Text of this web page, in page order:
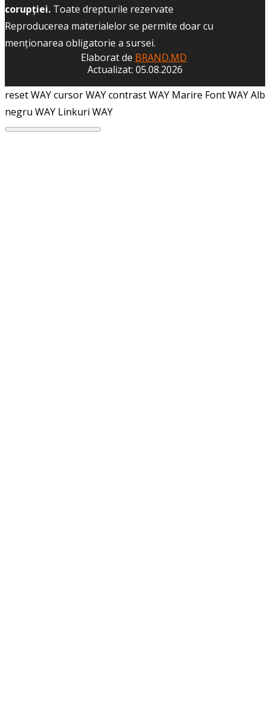
corupției. Toate drepturile rezervate
Reproducerea materialelor se permite doar cu
menţionarea obligatorie a sursei.
Elaborat de BRAND.MD
Actualizat: 05.08.2026
reset WAYcursor WAYcontrast WAY Marire Font WAYAlb
negru WAY Linkuri WAY